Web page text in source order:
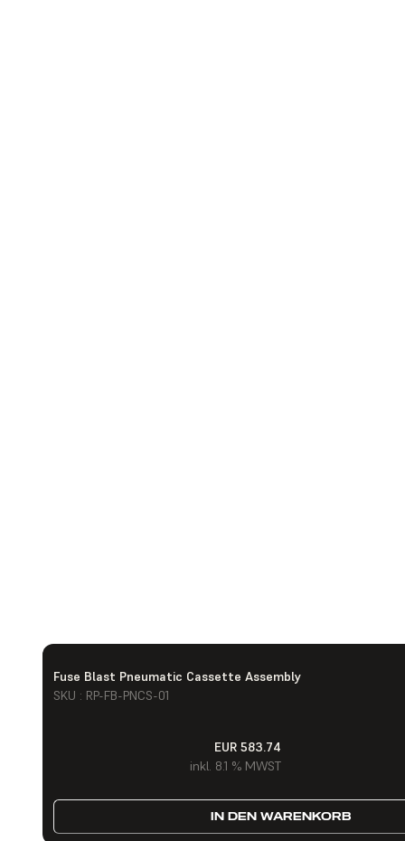
Fuse Blast Pneumatic Cassette Assembly
SKU : RP-FB-PNCS-01
EUR 583.74
inkl. 8.1 % MWST
IN DEN WARENKORB